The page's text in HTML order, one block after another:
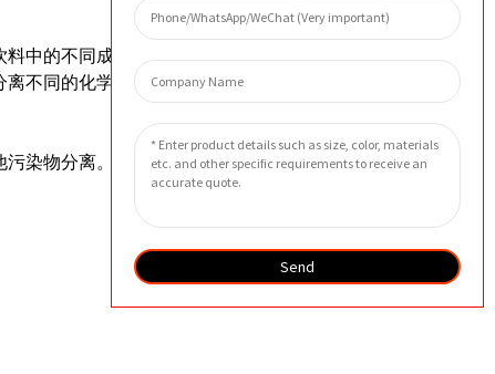
中的不同成分，以进行质量控制并确
不同的化学品。这有助于确保最终产
染物分离。在水处理行业，分离滤芯
Send